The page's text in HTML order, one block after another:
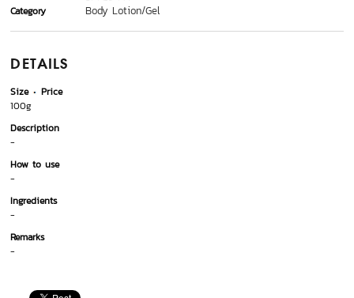
Category Body Lotion/Gel
DETAILS
Size
Price
100g
Description
-
How to use
-
Ingredients
-
Remarks
-